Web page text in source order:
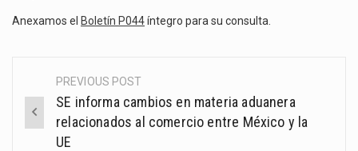
Anexamos el Boletín P044íntegro para su consulta.
Post
navigation
PREVIOUS POST
SE informa cambios en materia aduanera
relacionados al comercio entre México y la
UE